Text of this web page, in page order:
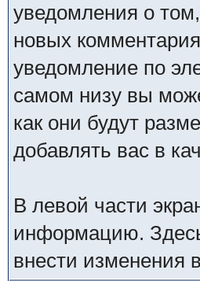
уведомления о
новых
уведомление по
самом низу вы
как они будут
добавлять вас в
В левой части
информацию.
внести